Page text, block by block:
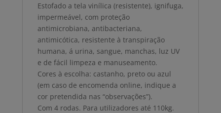
Estofado a tela vinílica (resistente), ignifuga,
impermeável, com proteção
antimicrobiana, antibacteriana,
antimicótica, resistente à transpiração
humana, á urina, sangue, manchas, luz UV
e de fácil limpeza e manuseamento.
Cores à escolha: castanho, preto ou azul
(em caso de encomenda online, indique a
cor pretendida nas “observações”).
Com 4 rodas. Para utilizadores até 110kg.